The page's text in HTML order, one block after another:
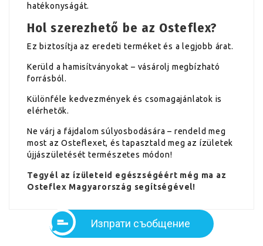
hatékonyságát.
Hol szerezhető be az Osteflex?
Ez biztosítja az eredeti terméket és a legjobb árat.
Kerüld a hamisítványokat – vásárolj megbízható
forrásból.
Különféle kedvezmények és csomagajánlatok is
elérhetők.
Ne várj a fájdalom súlyosbodására – rendeld meg
most az Osteflexet, és tapasztald meg az ízületek
újjászületését természetes módon!
Tegyél az ízületeid egészségéért még ma az
Osteflex Magyarország segítségével!
Изпрати съобщение